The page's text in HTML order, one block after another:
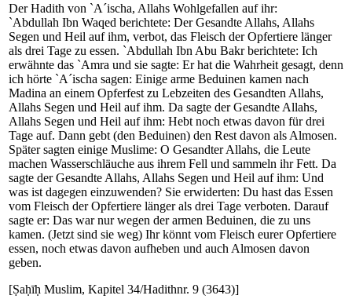
Der Hadith von `A´ischa, Allahs Wohlgefallen auf ihr:
`Abdullah Ibn Waqed berichtete: Der Gesandte Allahs, Allahs
Segen und Heil auf ihm, verbot, das Fleisch der Opfertiere länger
als drei Tage zu essen. `Abdullah Ibn Abu Bakr berichtete: Ich
erwähnte das `Amra und sie sagte: Er hat die Wahrheit gesagt, denn
ich hörte `A´ischa sagen: Einige arme Beduinen kamen nach
Madina an einem Opferfest zu Lebzeiten des Gesandten Allahs,
Allahs Segen und Heil auf ihm. Da sagte der Gesandte Allahs,
Allahs Segen und Heil auf ihm: Hebt noch etwas davon für drei
Tage auf. Dann gebt (den Beduinen) den Rest davon als Almosen.
Später sagten einige Muslime: O Gesandter Allahs, die Leute
machen Wasserschläuche aus ihrem Fell und sammeln ihr Fett. Da
sagte der Gesandte Allahs, Allahs Segen und Heil auf ihm: Und
was ist dagegen einzuwenden? Sie erwiderten: Du hast das Essen
vom Fleisch der Opfertiere länger als drei Tage verboten. Darauf
sagte er: Das war nur wegen der armen Beduinen, die zu uns
kamen. (Jetzt sind sie weg) Ihr könnt vom Fleisch eurer Opfertiere
essen, noch etwas davon aufheben und auch Almosen davon
geben.
[Ṣaḥīḥ Muslim, Kapitel 34/Hadithnr. 9 (3643)]